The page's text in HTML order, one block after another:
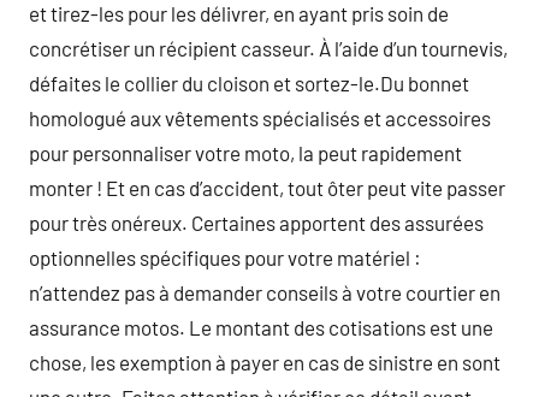
et tirez-les pour les délivrer, en ayant pris soin de
concrétiser un récipient casseur. À l’aide d’un tournevis,
défaites le collier du cloison et sortez-le.Du bonnet
homologué aux vêtements spécialisés et accessoires
pour personnaliser votre moto, la peut rapidement
monter ! Et en cas d’accident, tout ôter peut vite passer
pour très onéreux. Certaines apportent des assurées
optionnelles spécifiques pour votre matériel :
n’attendez pas à demander conseils à votre courtier en
assurance motos. Le montant des cotisations est une
chose, les exemption à payer en cas de sinistre en sont